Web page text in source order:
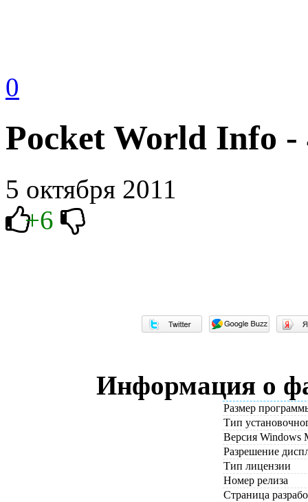
0
Pocket World Info -
5 октября 2011
+6
Информация о
Размер
Тип
Версия Windows
Разрешение
Тип лицензии
Номер релиза
Страница